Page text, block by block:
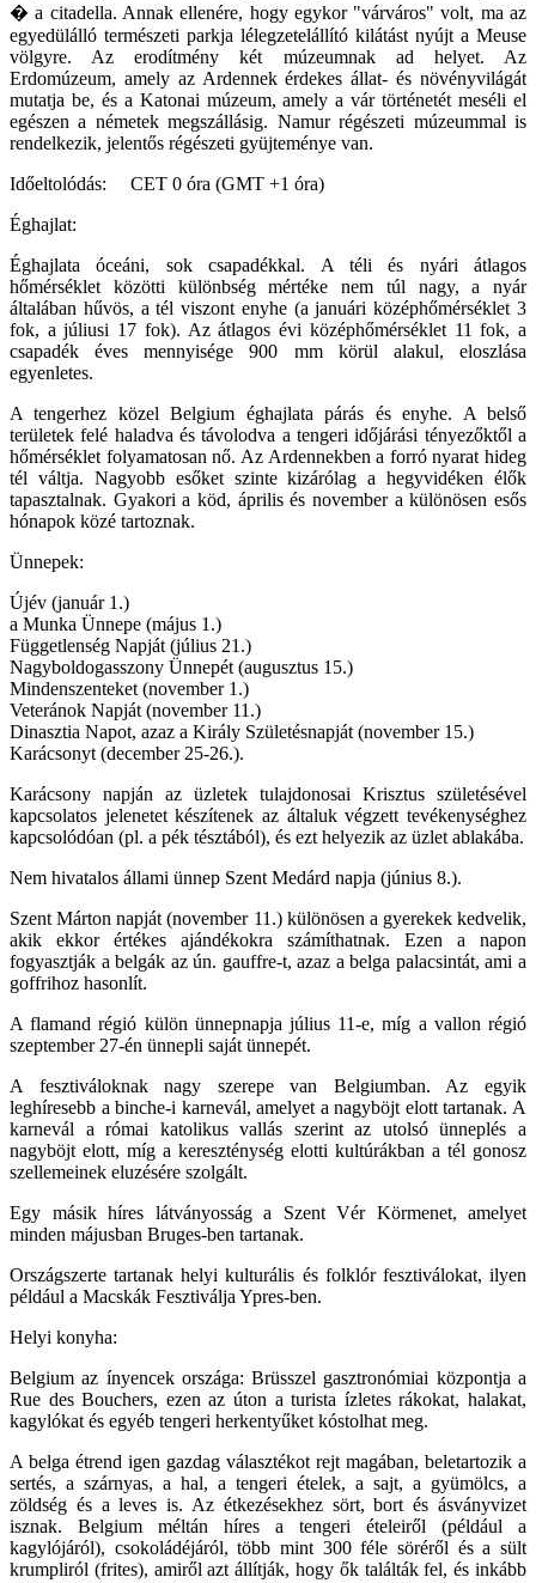
� a citadella. Annak ellenére, hogy egykor "várváros" volt, ma az
egyedülálló természeti parkja lélegzetelállító kilátást nyújt a Meuse
völgyre. Az erodítmény két múzeumnak ad helyet. Az
Erdomúzeum, amely az Ardennek érdekes állat- és növényvilágát
mutatja be, és a Katonai múzeum, amely a vár történetét meséli el
egészen a németek megszállásig. Namur régészeti múzeummal is
rendelkezik, jelentős régészeti gyüjteménye van.
Időeltolódás: CET 0 óra (GMT +1 óra)
Éghajlat:
Éghajlata óceáni, sok csapadékkal. A téli és nyári átlagos
hőmérséklet közötti különbség mértéke nem túl nagy, a nyár
általában hűvös, a tél viszont enyhe (a januári középhőmérséklet 3
fok, a júliusi 17 fok). Az átlagos évi középhőmérséklet 11 fok, a
csapadék éves mennyisége 900 mm körül alakul, eloszlása
egyenletes.
A tengerhez közel Belgium éghajlata párás és enyhe. A belső
területek felé haladva és távolodva a tengeri időjárási tényezőktől a
hőmérséklet folyamatosan nő. Az Ardennekben a forró nyarat hideg
tél váltja. Nagyobb esőket szinte kizárólag a hegyvidéken élők
tapasztalnak. Gyakori a köd, április és november a különösen esős
hónapok közé tartoznak.
Ünnepek:
Újév (január 1.)
a Munka Ünnepe (május 1.)
Függetlenség Napját (július 21.)
Nagyboldogasszony Ünnepét (augusztus 15.)
Mindenszenteket (november 1.)
Veteránok Napját (november 11.)
Dinasztia Napot, azaz a Király Születésnapját (november 15.)
Karácsonyt (december 25-26.).
Karácsony napján az üzletek tulajdonosai Krisztus születésével
kapcsolatos jelenetet készítenek az általuk végzett tevékenységhez
kapcsolódóan (pl. a pék tésztából), és ezt helyezik az üzlet ablakába.
Nem hivatalos állami ünnep Szent Medárd napja (június 8.).
Szent Márton napját (november 11.) különösen a gyerekek kedvelik,
akik ekkor értékes ajándékokra számíthatnak. Ezen a napon
fogyasztják a belgák az ún. gauffre-t, azaz a belga palacsintát, ami a
goffrihoz hasonlít.
A flamand régió külön ünnepnapja július 11-e, míg a vallon régió
szeptember 27-én ünnepli saját ünnepét.
A fesztiváloknak nagy szerepe van Belgiumban. Az egyik
leghíresebb a binche-i karnevál, amelyet a nagyböjt elott tartanak. A
karnevál a római katolikus vallás szerint az utolsó ünneplés a
nagyböjt elott, míg a kereszténység elotti kultúrákban a tél gonosz
szellemeinek eluzésére szolgált.
Egy másik híres látványosság a Szent Vér Körmenet, amelyet
minden májusban Bruges-ben tartanak.
Országszerte tartanak helyi kulturális és folklór fesztiválokat, ilyen
például a Macskák Fesztiválja Ypres-ben.
Helyi konyha:
Belgium az ínyencek országa: Brüsszel gasztronómiai központja a
Rue des Bouchers, ezen az úton a turista ízletes rákokat, halakat,
kagylókat és egyéb tengeri herkentyűket kóstolhat meg.
A belga étrend igen gazdag választékot rejt magában, beletartozik a
sertés, a szárnyas, a hal, a tengeri ételek, a sajt, a gyümölcs, a
zöldség és a leves is. Az étkezésekhez sört, bort és ásványvizet
isznak. Belgium méltán híres a tengeri ételeiről (például a
kagylójáról), csokoládéjáról, több mint 300 féle söréről és a sült
krumpliról (frites), amiről azt állítják, hogy ők találták fel, és inkább